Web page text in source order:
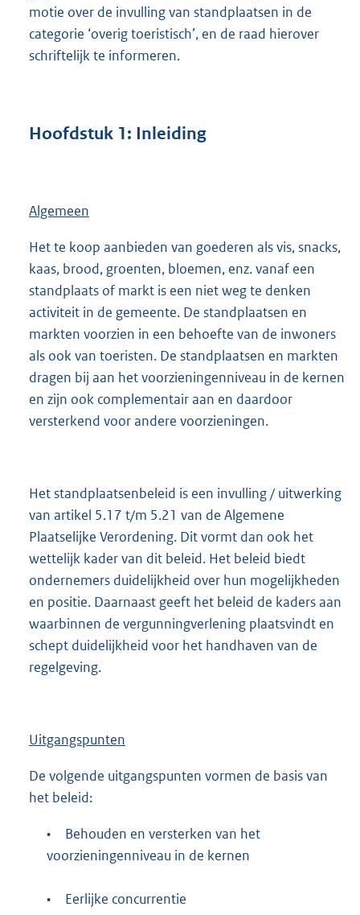
motie over de invulling van standplaatsen in de
categorie ‘overig toeristisch’, en de raad hierover
schriftelijk te informeren.
Hoofdstuk 1: Inleiding
Algemeen
Het te koop aanbieden van goederen als vis, snacks,
kaas, brood, groenten, bloemen, enz. vanaf een
standplaats of markt is een niet weg te denken
activiteit in de gemeente. De standplaatsen en
markten voorzien in een behoefte van de inwoners
als ook van toeristen. De standplaatsen en markten
dragen bij aan het voorzieningenniveau in de kernen
en zijn ook complementair aan en daardoor
versterkend voor andere voorzieningen.
Het standplaatsenbeleid is een invulling / uitwerking
van artikel 5.17 t/m 5.21 van de Algemene
Plaatselijke Verordening. Dit vormt dan ook het
wettelijk kader van dit beleid. Het beleid biedt
ondernemers duidelijkheid over hun mogelijkheden
en positie. Daarnaast geeft het beleid de kaders aan
waarbinnen de vergunningverlening plaatsvindt en
schept duidelijkheid voor het handhaven van de
regelgeving.
Uitgangspunten
De volgende uitgangspunten vormen de basis van
het beleid:
•
Behouden en versterken van het
voorzieningenniveau in de kernen
• Eerlijke concurrentie